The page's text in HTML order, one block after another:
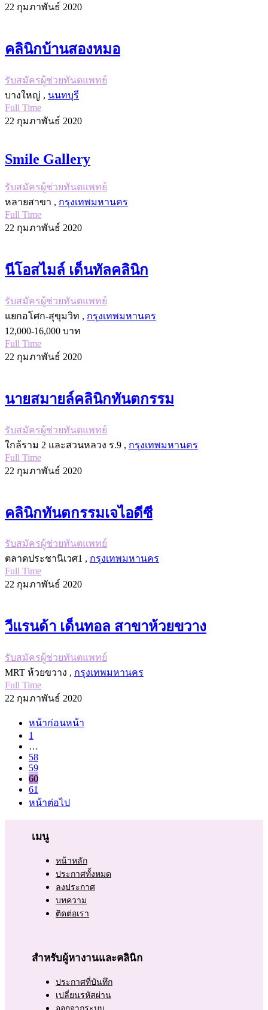
22 กุมภาพันธ์ 2020
คลินิกบ้านสองหมอ
รับสมัครผู้ช่วยทันตแพทย์
บางใหญ่ , นนทบุรี
Full Time
22 กุมภาพันธ์ 2020
Smile Gallery
รับสมัครผู้ช่วยทันตแพทย์
หลายสาขา , กรุงเทพมหานคร
Full Time
22 กุมภาพันธ์ 2020
นีโอสไมล์​ เด็นทัลคลินิก
รับสมัครผู้ช่วยทันตแพทย์
แยกอโศก-สุขุมวิท , กรุงเทพมหานคร
12,000-16,000 บาท
Full Time
22 กุมภาพันธ์ 2020
นายสมายล์คลินิกทันตกรรม
รับสมัครผู้ช่วยทันตแพทย์
ใกล้ราม 2 และสวนหลวง ร.9 , กรุงเทพมหานคร
Full Time
22 กุมภาพันธ์ 2020
คลินิก​ทันตกรรม​เจ​ไอดีซี
รับสมัครผู้ช่วยทันตแพทย์
ตลาดประชานิเวศ1 , กรุงเทพมหานคร
Full Time
22 กุมภาพันธ์ 2020
วีแรนด้า เด็นทอล สาขาห้วยขวาง
รับสมัครผู้ช่วยทันตแพทย์
MRT ห้วยขวาง , กรุงเทพมหานคร
Full Time
22 กุมภาพันธ์ 2020
หน้าก่อนหน้า
1
…
58
59
60
61
หน้าต่อไป
เมนู
หน้าหลัก
ประกาศทั้งหมด
ลงประกาศ
บทความ
ติดต่อเรา
สำหรับผู้หางานและคลินิก
ประกาศที่บันทึก
เปลี่ยนรหัสผ่าน